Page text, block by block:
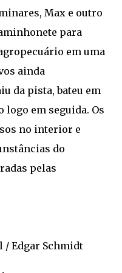
Max e outro
para
em uma
ainda
da pista, bateu em
logo em seguida. Os
no interior e
do
pelas
/ Edgar Schmidt